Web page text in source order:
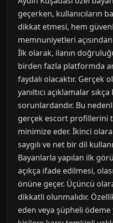
geçerken, kullanıcıların
dikkat etmesi, hem
memnuniyetleri
İlk olarak, ilanın
birden fazla platformda
faydalı olacaktır. Gerçek
yanıltıcı açıklamalar sıkça
sorunlardandır. Bu
gerçek escort profillerini
minimize eder. İkinci
saygılı ve net bir dil
Bayanlarla yapılan ilk
açıkça ifade edilmesi,
önüne geçer. Üçüncü
dikkatli olunmalıdır.
eden veya şüpheli